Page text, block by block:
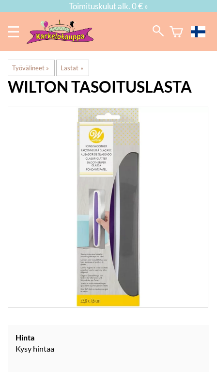
Toimituskulut alk. 0 € »
Työvälineet ‪» Lastat ‪»
WILTON TASOITUSLASTA
Hinta
Kysy hintaa